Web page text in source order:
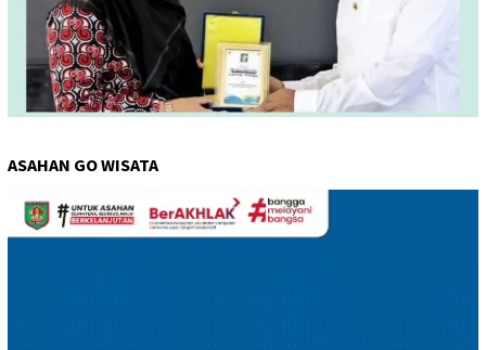
ASAHAN GO WISATA
Pemutar
Video